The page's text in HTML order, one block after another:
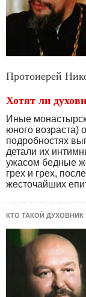
Протоиерей
Хотят ли
Иные
юного возраста)
подробностях
детали их
ужасом бедные
грех и грех,
жесточайших
КТО ТАКОЙ ДУХОВНИК